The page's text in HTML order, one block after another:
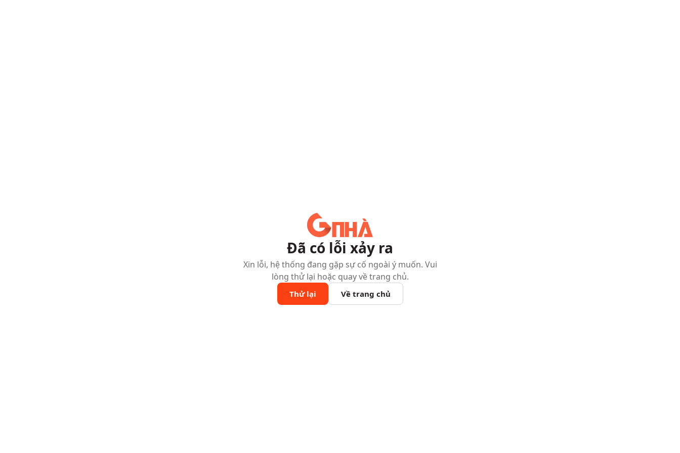
Đã có lỗi xảy ra
Xin lỗi, hệ thống đang gặp sự cố ngoài ý muốn. Vui
lòng thử lại hoặc quay về trang chủ.
Thử lại Về trang chủ